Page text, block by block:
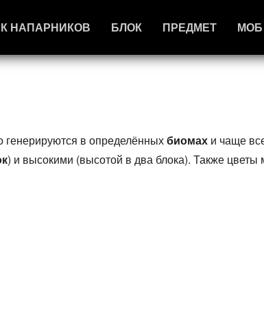
НАПАРНИКОВ БЛОК ПРЕДМЕТ МОБ
генерируются в определённыхбиомах и чаще
) и высокими (высотой в два блока). Также цветы